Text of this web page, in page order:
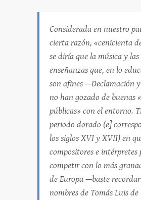
Considerada en nuestro
cierta razón, «cenicienta
se diría que la música y las
enseñanzas que, en lo
son afines —Declamación
no han gozado de buenas
públicas» con el entorno.
periodo dorado (e]
los siglos XVI y XVII) en
compositores e intérpretes
competir con lo más
de Europa —baste
nombres de Tomás Luis